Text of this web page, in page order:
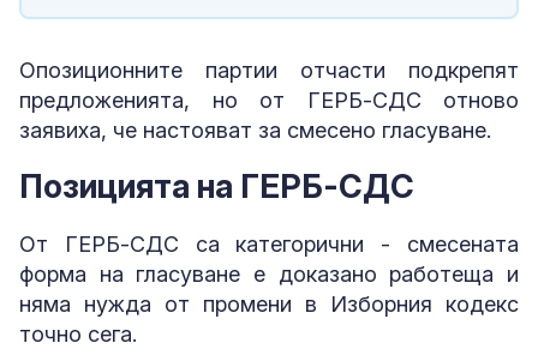
Опозиционните партии отчасти подкрепят
предложенията, но от ГЕРБ-СДС отново
заявиха, че настояват за смесено гласуване.
Позицията на ГЕРБ-СДС
От ГЕРБ-СДС са категорични - смесената
форма на гласуване е доказано работеща и
няма нужда от промени в Изборния кодекс
точно сега.